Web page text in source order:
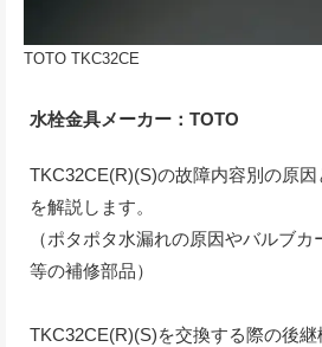
TOTO TKC32CE
水栓金具メーカー：TOTO
TKC32CE(R)(S)の故障内容別の原
を解説します。
（ポタポタ水漏れの原因やバルブ
等の補修部品）
TKC32CE(R)(S)を交換する際の後継